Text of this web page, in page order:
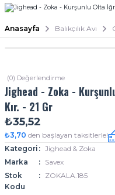
Anasayfa Balıkçılık Avı
(0) Değerlendirme
Jighead - Zoka -
Kır. - 21 Gr
₺35,52
₺3,70 den başlayan taksitlerle!
Kategori
Jighead & Zoka
Marka
Savex
Stok
Kodu
ZOKALA.185